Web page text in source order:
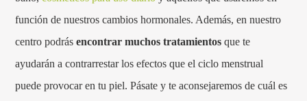
función de nuestros cambios hormonales. Además, en nuestro
centro podrásencontrar muchos tratamientos que te
ayudarán a contrarrestar los efectos que el ciclo menstrual
puede provocar en tu piel. Pásate y te aconsejaremos de cuál es